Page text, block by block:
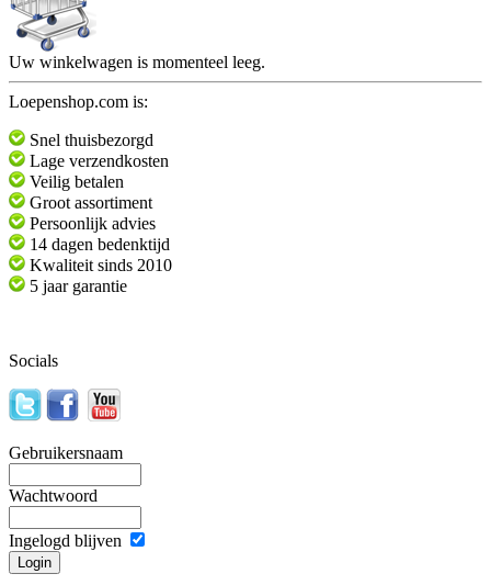
Uw winkelwagen is momenteel leeg.
Loepenshop.com is:
Snel thuisbezorgd
Lage verzendkosten
Veilig betalen
Groot assortiment
Persoonlijk advies
14 dagen bedenktijd
Kwaliteit sinds 2010
5 jaar garantie
Socials
Gebruikersnaam
Wachtwoord
Ingelogd blijven